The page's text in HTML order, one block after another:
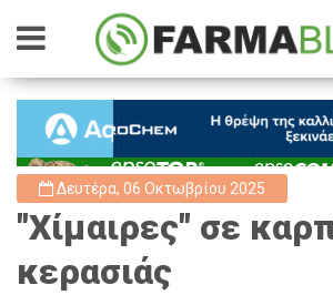
Δευτέρα, 06 Οκτωβρίου 2025
"Χίμαιρες" σε
κερασιάς